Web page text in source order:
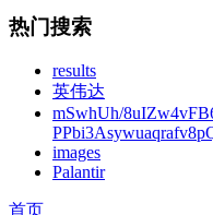
热门搜索
results
英伟达
mSwhUh/
images
Palantir
首页